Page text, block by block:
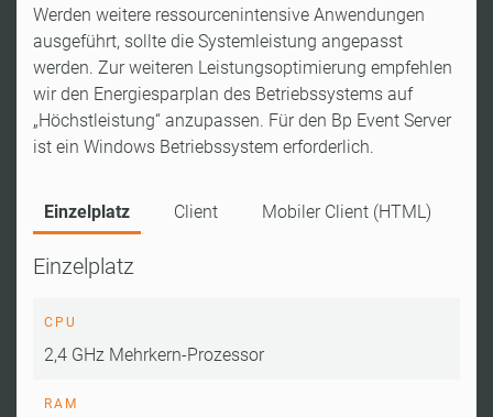
Werden weitere ressourcenintensive Anwendungen
ausgeführt, sollte die Systemleistung angepasst
werden. Zur weiteren Leistungsoptimierung empfehlen
wir den Energiesparplan des Betriebssystems auf
„Höchstleistung“ anzupassen. Für den Bp Event Server
ist ein Windows Betriebssystem erforderlich.
Einzelplatz Client Mobiler Client (HTML)
Einzelplatz
CPU
2,4 GHz Mehrkern-Prozessor
RAM